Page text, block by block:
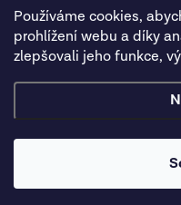
Používáme cookies,
prohlížení webu a díky
zlepšovali jeho funkce,
Copyright 2026